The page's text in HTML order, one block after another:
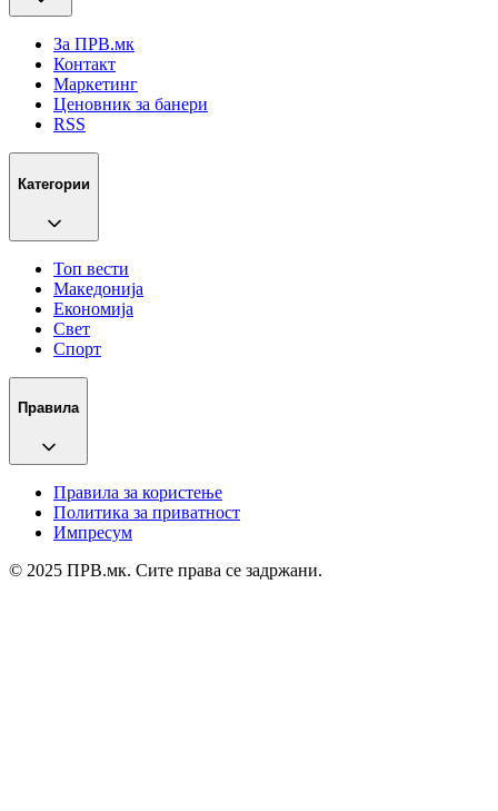
За ПРВ.мк
Контакт
Маркетинг
Ценовник за банери
RSS
Категории
Топ вести
Македонија
Економија
Свет
Спорт
Правила
Правила за користење
Политика за приватност
Импресум
© 2025 ПРВ.мк. Сите права се задржани.